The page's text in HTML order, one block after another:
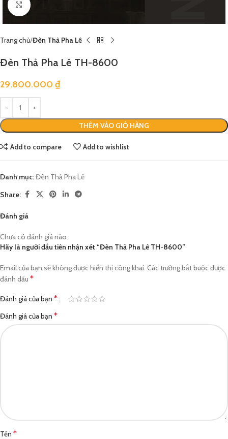
Click to enlarge
Trang chủ Đèn Thả Pha Lê
Đèn Thả Pha Lê TH-8600
29.800.000 ₫
THÊM VÀO GIỎ HÀNG
Add to compare Add to wishlist
Danh mục:Đèn Thả Pha Lê
Share:
Đánh giá
Chưa có đánh giá nào.
Hãy là người đầu tiên nhận xét “Đèn Thả Pha Lê TH-8600”
Email của bạn sẽ không được hiển thị công khai. Các trường bắt buộc được
đánh dấu *
Đánh giá của bạn *
Đánh giá của bạn *
Tên *